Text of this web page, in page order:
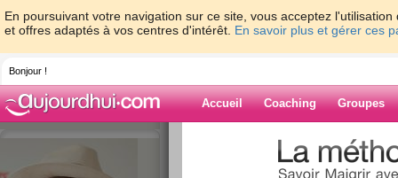
En poursuivant votre navigation sur ce site, vous acceptez
et offres adaptés à vos centres d'intérêt. En savoir plus et gérer ces
Bonjour !
Accueil Coaching Groupes
>
> L'été